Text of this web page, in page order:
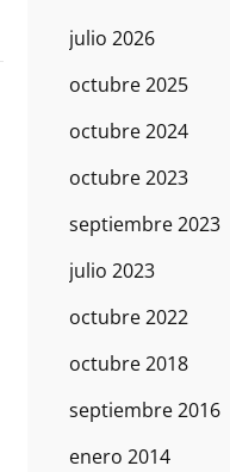
julio 2026
octubre 2025
octubre 2024
octubre 2023
septiembre 2023
julio 2023
octubre 2022
octubre 2018
septiembre 2016
enero 2014